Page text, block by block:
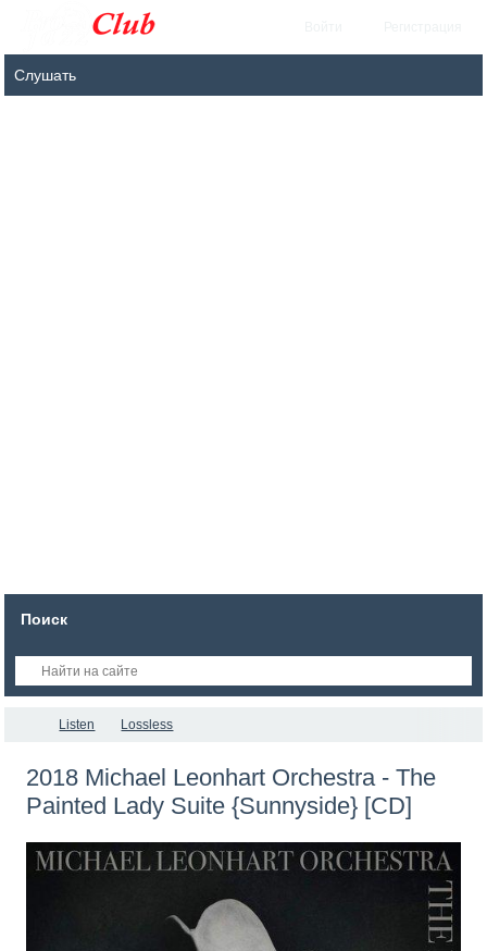
Поиск
Listen Lossless
2018 Michael Leonhart Orchestra - The
Painted Lady Suite {Sunnyside} [CD]